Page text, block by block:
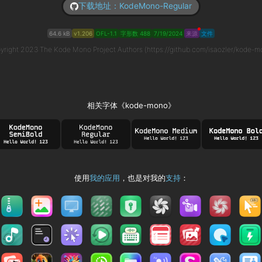
下载地址：KodeMono-Regular
64.6 kB v1.206 OFL-1.1 字形数 488 7/19/2024 来源 文件
2023 The Kode Mono Project Authors (https://github.com/isaozler/kode-
相关字体《kode-mono》
使用我的应用 ，也是对我的支持：